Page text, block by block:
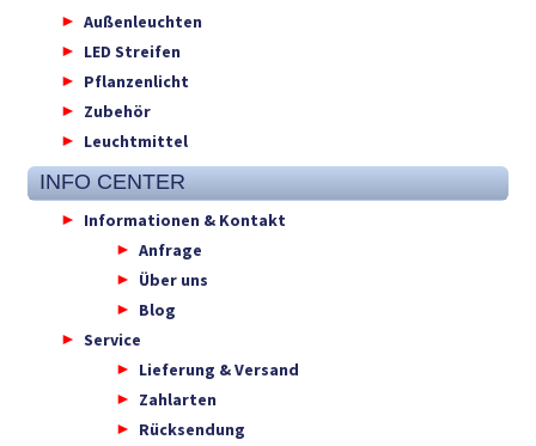
Außenleuchten
LED Streifen
Pflanzenlicht
Zubehör
Leuchtmittel
INFO CENTER
Informationen & Kontakt
Anfrage
Über uns
Blog
Service
Lieferung & Versand
Zahlarten
Rücksendung